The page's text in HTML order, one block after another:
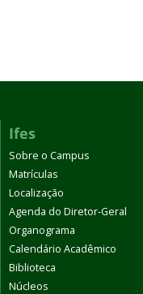
Ifes
Sobre o Campus
Matrículas
Localização
Agenda do Diretor-Geral
Organograma
Calendário Acadêmico
Biblioteca
Núcleos